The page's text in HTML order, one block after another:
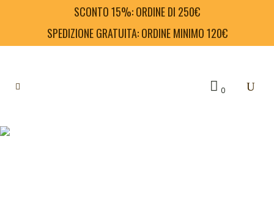
SCONTO 15%: ORDINE DI 250€
SPEDIZIONE GRATUITA: ORDINE MINIMO 120€
0